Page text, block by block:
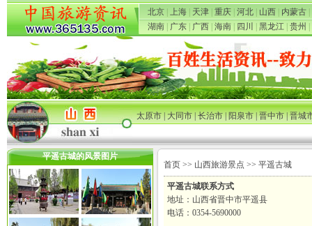
北京 上海 天津 重庆 河北 山西 内蒙古
湖南
广东 广西 海南 四川 黑龙江 贵州
太原市|大同市|长治市|阳泉市|晋中市|晋城
平遥古城的风景图片
首页 >> 山西旅游景点 >> 平遥古城
平遥古城联系方式
地址：山西省晋中市平遥县
电话：0354-5690000